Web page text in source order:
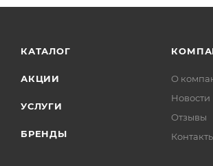
КАТАЛОГ
АКЦИИ
УСЛУГИ
БРЕНДЫ
О
Новости
Отзывы